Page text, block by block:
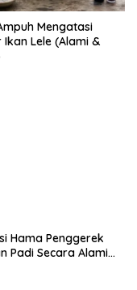
Mengatasi
Ikan Lele (Alami &
Hama Penggerek
Padi Secara Alami